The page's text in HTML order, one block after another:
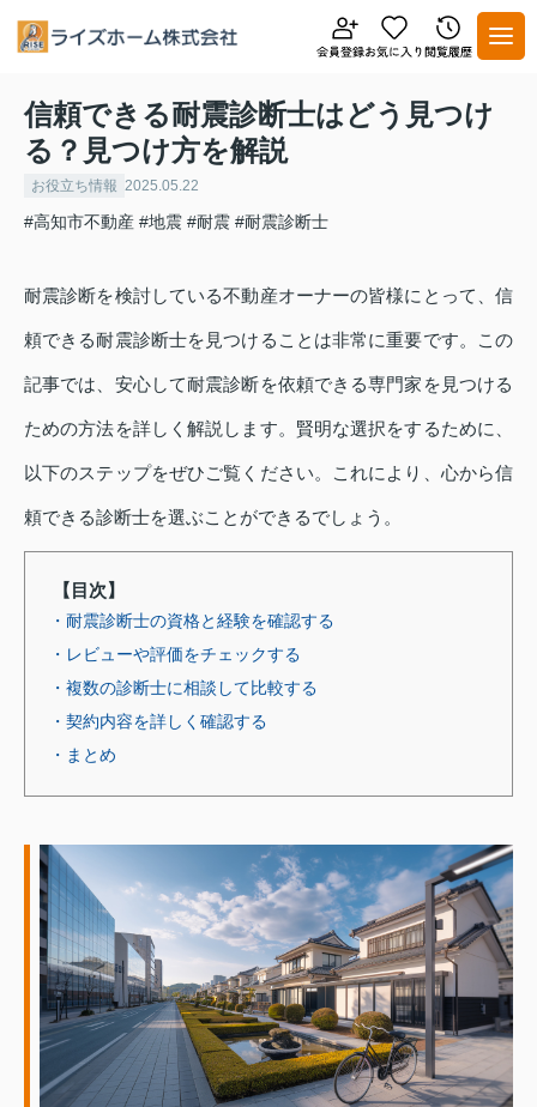
信頼できる耐震診断士はどう見つけ
る？見つけ方を解説
お役立ち情報 2025.05.22
#高知市不動産 #地震 #耐震 #耐震診断士
耐震診断を検討している不動産オーナーの皆様にとって、信
頼できる耐震診断士を見つけることは非常に重要です。この
記事では、安心して耐震診断を依頼できる専門家を見つける
ための方法を詳しく解説します。賢明な選択をするために、
以下のステップをぜひご覧ください。これにより、心から信
頼できる診断士を選ぶことができるでしょう。
【目次】
・耐震診断士の資格と経験を確認する
・レビューや評価をチェックする
・複数の診断士に相談して比較する
・契約内容を詳しく確認する
・まとめ